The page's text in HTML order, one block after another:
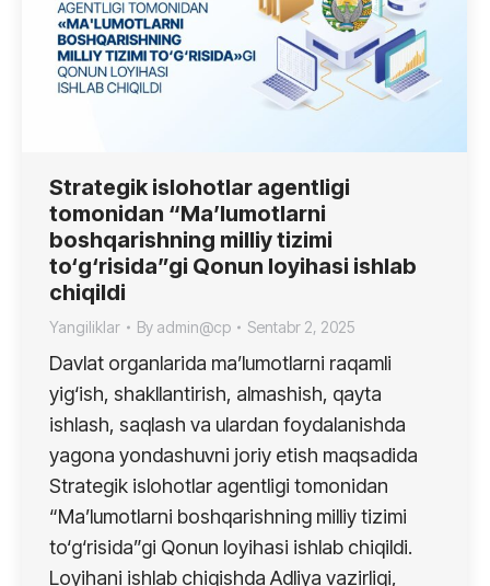
Strategik islohotlar agentligi
tomonidan “Ma’lumotlarni
boshqarishning milliy tizimi
to‘g‘risida”gi Qonun loyihasi ishlab
chiqildi
Yangiliklar By admin@cp Sentabr 2, 2025
Davlat organlarida ma’lumotlarni raqamli
yig‘ish, shakllantirish, almashish, qayta
ishlash, saqlash va ulardan foydalanishda
yagona yondashuvni joriy etish maqsadida
Strategik islohotlar agentligi tomonidan
“Ma’lumotlarni boshqarishning milliy tizimi
to‘g‘risida”gi Qonun loyihasi ishlab chiqildi.
Loyihani ishlab chiqishda Adliya vazirligi,